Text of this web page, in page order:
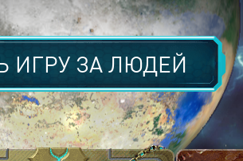
ИГРУ ЗАЛЮДЕЙ